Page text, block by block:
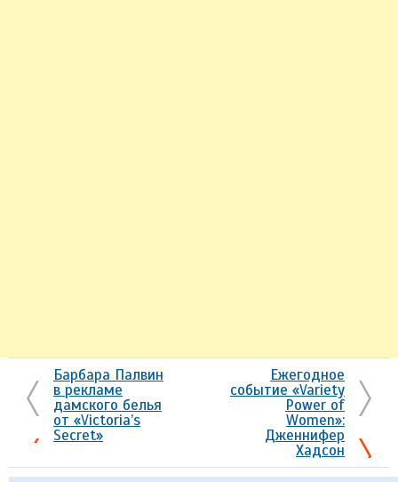
Барбара Палвин
в рекламе
дамского белья
от «Victoria’s
Secret»
Ежегодное
событие «Variety
Power of
Women»:
Дженнифер
Хадсон